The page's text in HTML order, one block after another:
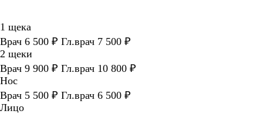
1 щека
Врач 6 500 ₽ Гл.врач 7 500 ₽
2 щеки
Врач 9 900 ₽ Гл.врач 10 800 ₽
Нос
Врач 5 500 ₽ Гл.врач 6 500 ₽
Лицо